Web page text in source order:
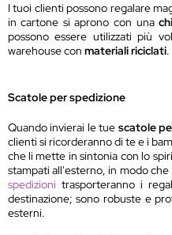
I tuoi clienti possono regalare
in cartone si aprono con una
possono essere utilizzati più
warehouse con materiali riciclati.
Scatole per spedizione
Quando invierai le tue scatole
clienti si ricorderanno di te e i
che li mette in sintonia con lo
stampati all'esterno, in modo
spedizioni trasporteranno i
destinazione; sono robuste e
esterni.